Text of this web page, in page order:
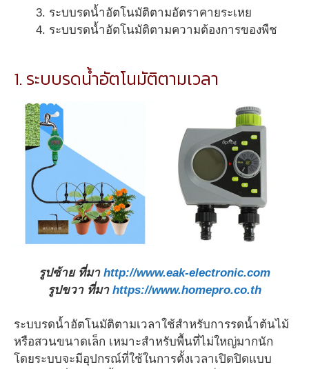
ระบบรดน้ำอัตโนมัติตามอัตราคายระเหย
ระบบรดน้ำอัตโนมัติตามความต้องการของพืช
1. ระบบรดน้ำอัตโนมัติตามเวลา
รูปซ้าย ที่มา http://www.eak-electronic.com
รูปขวา ที่มา https://www.homepro.co.th
ระบบรดน้ำอัตโนมัติตามเวลาใช้สำหรับการรดน้ำต้นไม้
หรือสวนขนาดเล็ก เหมาะสำหรับพื้นที่ไม่ใหญ่มากนัก
โดยระบบจะมีอุปกรณ์ที่ใช้ในการตั้งเวลาเปิดปิดแบบ